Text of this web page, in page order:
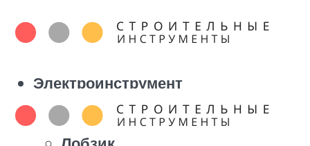
Электроинструмент
Болгарка
Дрель